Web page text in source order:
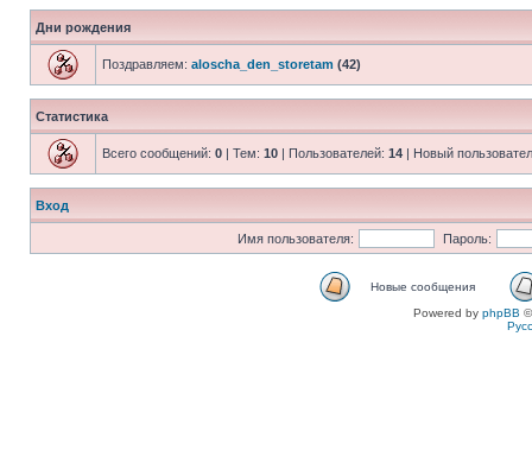
Дни рождения
Поздравляем: aloscha_den_storetam (42)
Статистика
Всего сообщений: 0 | Тем: 10 | Пользователей: 14 | Новый
Вход
Имя пользователя: Пароль:
Новые сообщения
Powered by phpBB